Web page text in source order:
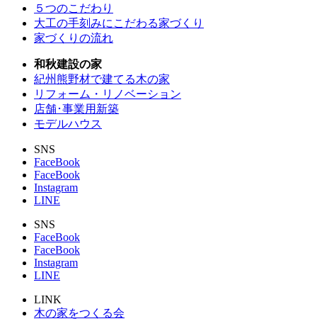
５つのこだわり
大工の手刻みにこだわる家づくり
家づくりの流れ
和秋建設の家
紀州熊野材で建てる木の家
リフォーム・リノベーション
店舗･事業用新築
モデルハウス
SNS
FaceBook
FaceBook
Instagram
LINE
SNS
FaceBook
FaceBook
Instagram
LINE
LINK
木の家をつくる会